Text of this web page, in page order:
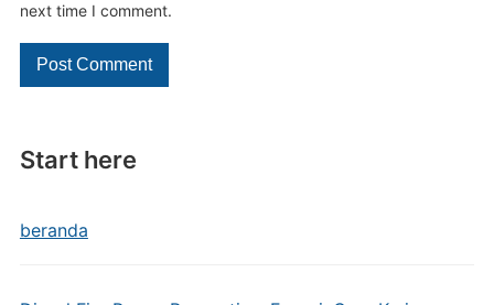
Start here
beranda
next time I comment.